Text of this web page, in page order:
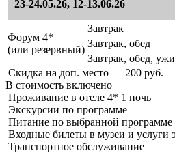
23-24.05.26, 12-13.06.26
Форум 4*
(или резервный)
Завтрак
Завтрак, обед
Завтрак, обед,
Скидка на доп. место — 200 руб.
В стоимость включено
Проживание в отеле 4* 1 ночь
Экскурсии по программе
Питание по выбранной программе
Входные билеты в музеи и услуги
Транспортное обслуживание